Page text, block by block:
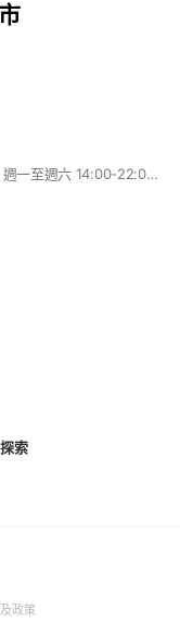
本店現點現炸 歡迎預訂 營業時間： 週一至週六 14:00-22:00 週日 14:00-21:30
索
政策(Open